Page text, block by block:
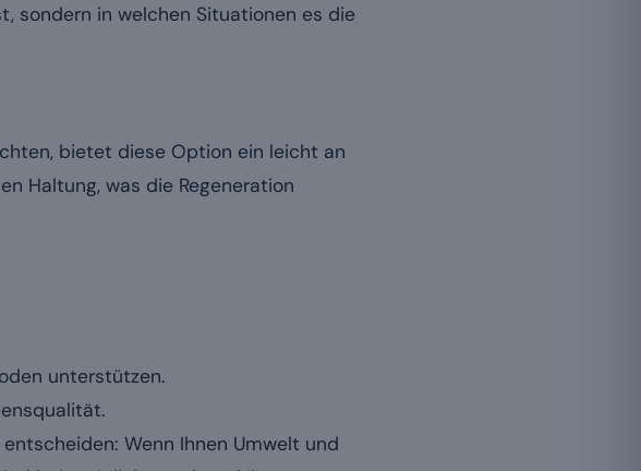
sondern in welchen Situationen es die
bietet diese Option ein leicht an
Haltung, was die Regeneration
unterstützen.
Wenn Ihnen Umwelt und